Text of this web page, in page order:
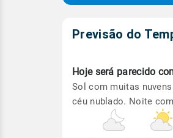
Previsão do
Hoje será parecido
Sol com muitas
céu nublado. Noite